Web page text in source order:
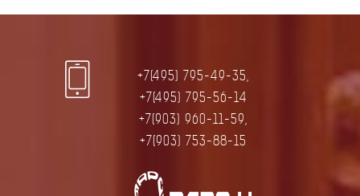
+7(495) 795-49-35,
+7(495) 795-56-14
+7(903) 960-11-59,
+7(903) 753-88-15